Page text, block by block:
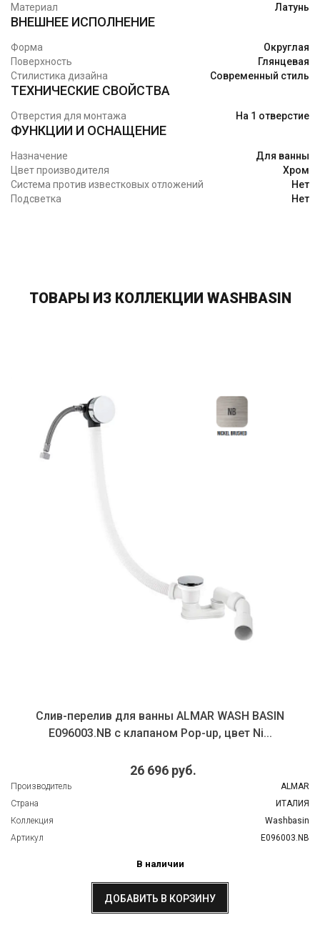
Материал
Латунь
ВНЕШНЕЕ ИСПОЛНЕНИЕ
Форма
Округлая
Поверхность
Глянцевая
Стилистика дизайна
Современный стиль
ТЕХНИЧЕСКИЕ СВОЙСТВА
Отверстия для монтажа На 1 отверстие
ФУНКЦИИ И ОСНАЩЕНИЕ
Назначение
Для ванны
Цвет производителя
Хром
Система против известковых отложений
Нет
Подсветка
Нет
ТОВАРЫ ИЗ КОЛЛЕКЦИИ WASHBASIN
Слив-перелив для ванны ALMAR WASH BASIN
E096003.NB с клапаном Pop-up, цвет Ni...
26 696 руб.
Производитель
ALMAR
Страна
ИТАЛИЯ
Коллекция
Washbasin
Артикул
E096003.NB
В наличии
ДОБАВИТЬ В КОРЗИНУ